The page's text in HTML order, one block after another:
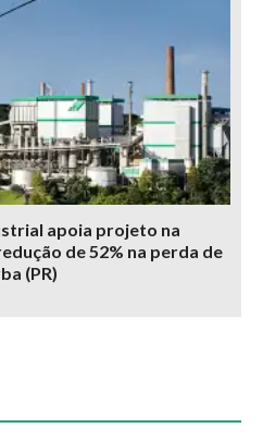
apoia projeto na
de 52% na perda de
(PR)